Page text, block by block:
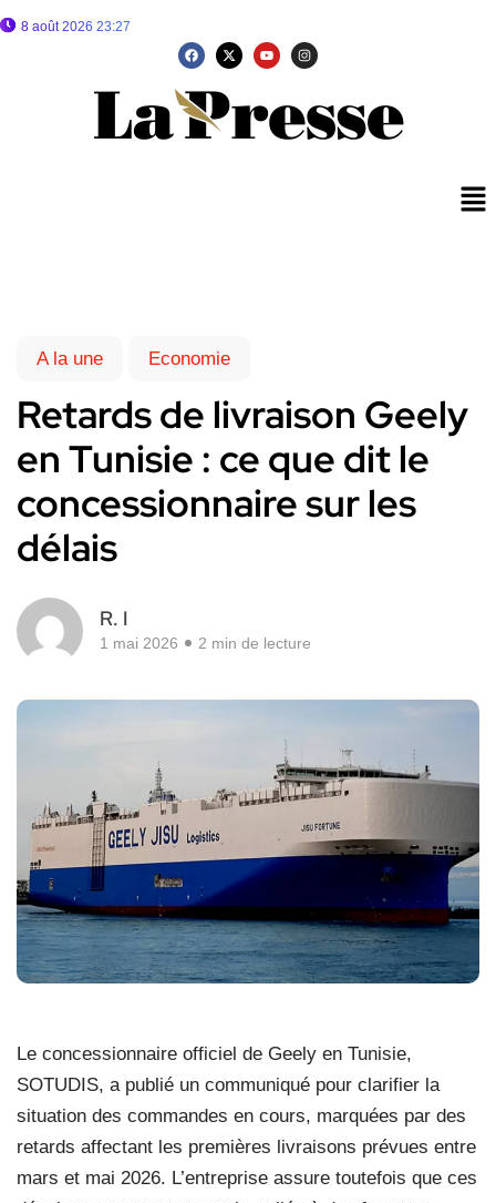
8 août 2026 23:27
A la une Economie
Retards de livraison Geely
en Tunisie : ce que dit le
concessionnaire sur les
délais
R. I
1 mai 2026 2 min de lecture
Le concessionnaire officiel de Geely en Tunisie,
SOTUDIS, a publié un communiqué pour clarifier la
situation des commandes en cours, marquées par des
retards affectant les premières livraisons prévues entre
mars et mai 2026. L’entreprise assure toutefois que ces